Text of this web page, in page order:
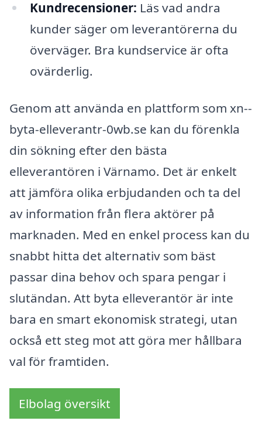
Kundrecensioner: Läs vad andra
kunder säger om leverantörerna du
överväger. Bra kundservice är ofta
ovärderlig.
Genom att använda en plattform som xn--
byta-elleverantr-0wb.se kan du förenkla
din sökning efter den bästa
elleverantören i Värnamo. Det är enkelt
att jämföra olika erbjudanden och ta del
av information från flera aktörer på
marknaden. Med en enkel process kan du
snabbt hitta det alternativ som bäst
passar dina behov och spara pengar i
slutändan. Att byta elleverantör är inte
bara en smart ekonomisk strategi, utan
också ett steg mot att göra mer hållbara
val för framtiden.
Elbolag översikt